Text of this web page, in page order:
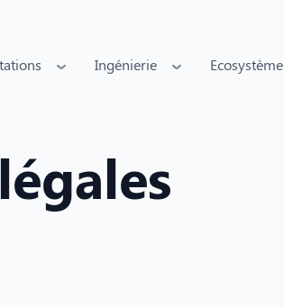
Ingénierie Ecosystème